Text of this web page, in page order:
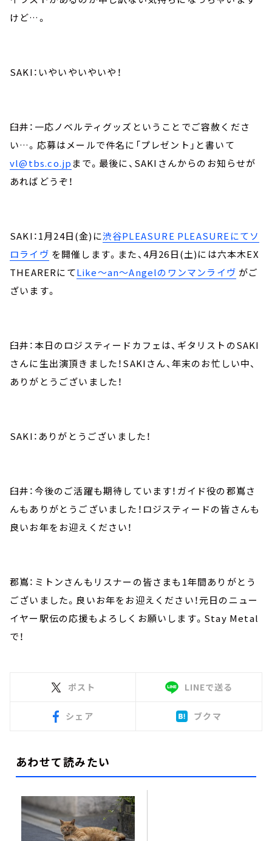
けど…。
SAKI：いやいやいやいや！
臼井：一応ノベルティグッズということでご容赦くださ
い…。応募はメールで件名に「プレゼント」と書いて
vl@tbs.co.jp まで。最後に、SAKIさんからのお知らせが
あればどうぞ！
SAKI：1月24日(金)に渋谷PLEASURE PLEASUREにてソ
ロライヴ を開催します。また、4月26日(土)には六本木EX
THEARERにてLike～an～Angelのワンマンライヴ がご
ざいます。
臼井：本日のロジスティードカフェは、ギタリストのSAKI
さんに生出演頂きました！SAKIさん、年末のお忙しい中、
ありがとうございました！
SAKI：ありがとうございました！
臼井：今後のご活躍も期待しています！ガイド役の郡嶌さ
んもありがとうございました！ロジスティードの皆さんも
良いお年をお迎えください！
郡嶌：ミトンさんもリスナーの皆さまも1年間ありがとう
ございました。良いお年をお迎えください！元日のニュー
イヤー駅伝の応援もよろしくお願いします。Stay Metal
で！
ポスト LINEで送る
シェア ブクマ
あわせて読みたい